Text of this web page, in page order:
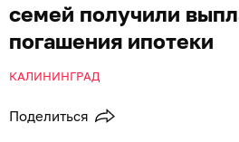
семей получили
погашения ипотеки
КАЛИНИНГРАД
Поделиться